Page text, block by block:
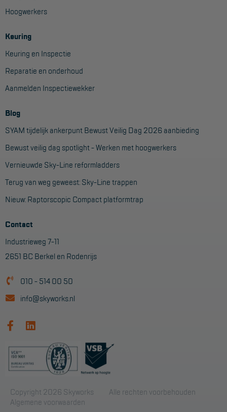
Hoogwerkers
Keuring
Keuring en Inspectie
Reparatie en onderhoud
Aanmelden Inspectiewekker
Blog
SYAM tijdelijk ankerpunt Bewust Veilig Dag 2026 aanbieding
Bewust veilig dag spotlight - Werken met hoogwerkers
Vernieuwde Sky-Line reformladders
Terug van weg geweest: Sky-Line trappen
Nieuw: Raptorscopic Compact platformtrap
Contact
Industrieweg 7-11
2651 BC Berkel en Rodenrijs
010 - 514 00 50
info@skyworks.nl
Copyright 2026 Skyworks
Alle rechten voorbehouden
Algemene voorwaarden